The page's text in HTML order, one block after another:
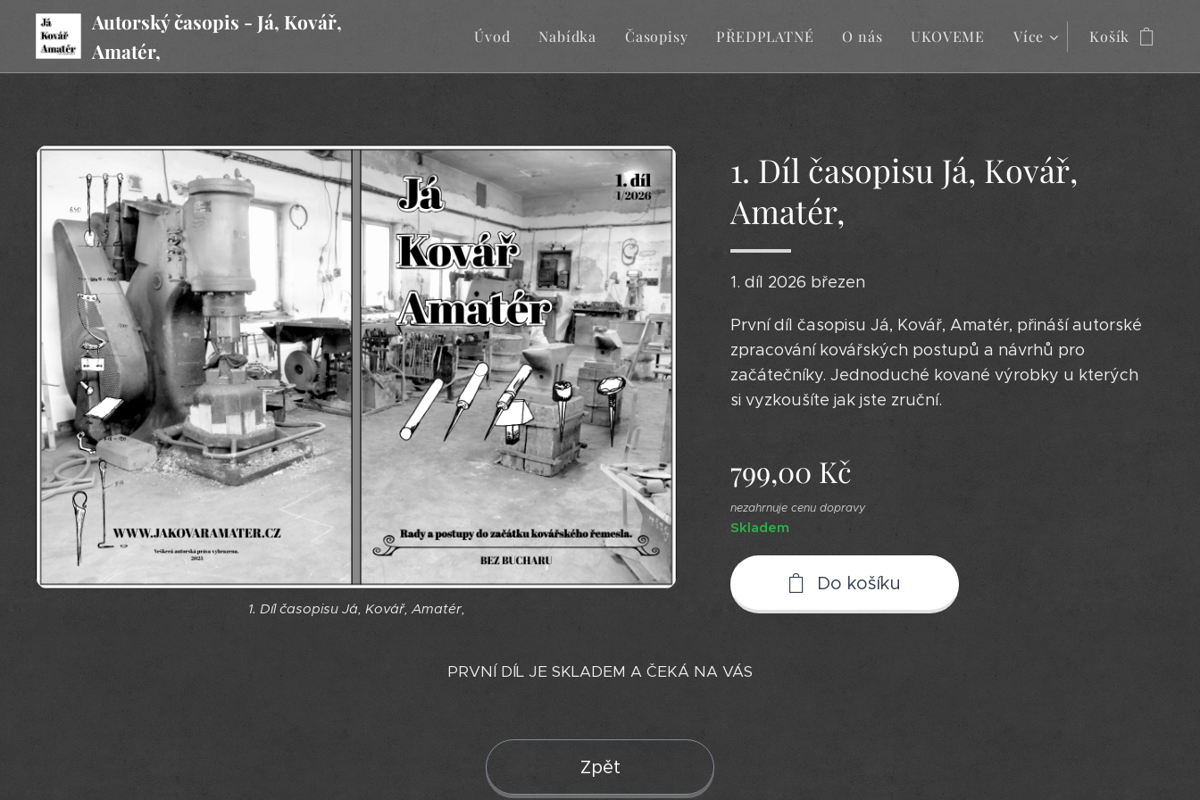
Autorský časopis - Já, Kovář,
Amatér,
Úvod Nabídka Časopisy PŘEDPLATNÉ O nás UKOVEME Více Košík
1. Díl časopisu Já, Kovář,
Amatér,
1. Díl časopisu Já, Kovář, Amatér,
1. díl 2026 březen
První díl časopisu Já, Kovář, Amatér, přináší autorské
zpracování kovářských postupů a návrhů pro
začátečníky. Jednoduché kované výrobky u kterých
si vyzkoušíte jak jste zruční.
799,00 Kč
nezahrnuje cenu dopravy
Skladem
Do košíku
PRVNÍ DÍL JE SKLADEM A ČEKÁ NA VÁS
Zpět